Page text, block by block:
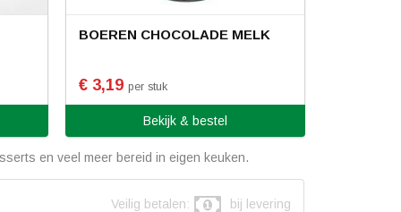
BOEREN CHOCOLADE MELK
€ 3,19 per stuk
Bekijk & bestel
en veel meer bereid in eigen keuken.
Veilig betalen: bij levering